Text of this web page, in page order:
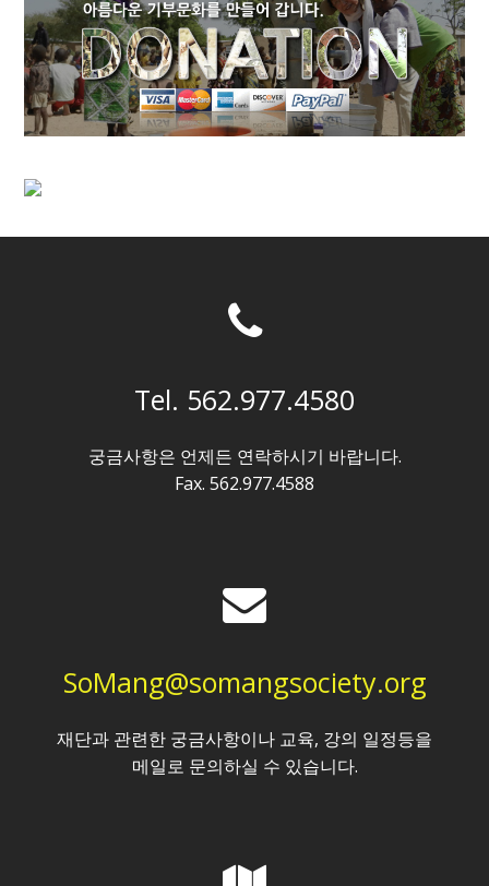
Tel. 562.977.4580
궁금사항은 언제든 연락하시기 바랍니다.
Fax. 562.977.4588
SoMang@somangsociety.org
재단과 관련한 궁금사항이나 교육, 강의 일정등을
메일로 문의하실 수 있습니다.